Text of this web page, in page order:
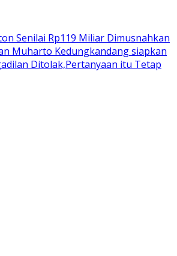
Senilai Rp119 Miliar Dimusnahkan
Muharto Kedungkandang siapkan
Ditolak,Pertanyaan itu Tetap